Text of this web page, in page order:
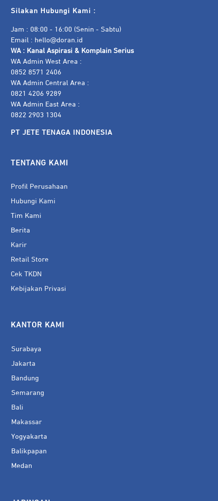
Silakan Hubungi Kami :
Jam : 08:00 - 16:00 (Senin - Sabtu)
Email : hello@doran.id
WA : Kanal Aspirasi & Komplain Serius
WA Admin West Area :
0852 8571 2406
WA Admin Central Area :
0821 4206 9289
WA Admin East Area :
0822 2903 1304
PT JETE TENAGA INDONESIA
TENTANG KAMI
Profil Perusahaan
Hubungi Kami
Tim Kami
Berita
Karir
Retail Store
Cek TKDN
Kebijakan Privasi
KANTOR KAMI
Surabaya
Jakarta
Bandung
Semarang
Bali
Makassar
Yogyakarta
Balikpapan
Medan